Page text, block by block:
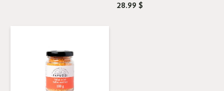
28.99 $